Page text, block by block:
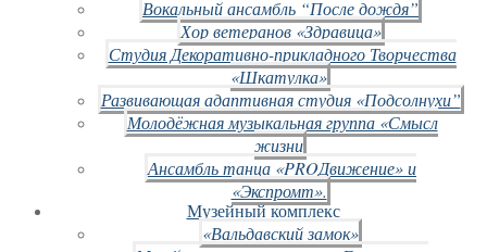
Вокальный ансамбль “После дождя”
Хор ветеранов «Здравица»
Студия Декоративно-прикладного Творчества
«Шкатулка»
Развивающая адаптивная студия «Подсолнухи”
Молодёжная музыкальная группа «Смысл
жизни
Ансамбль танца «PROДвижение» и
«Экспромт».
Музейный комплекс
«Вальдавский замок»